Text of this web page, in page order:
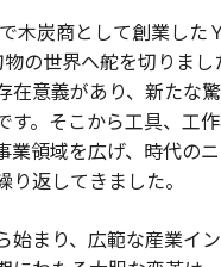
木炭商として創業した
の世界へ舵を切りまし
在意義があり、新たな
す。そこから工具、工
業領域を広げ、時代の
り返してきました。
始まり、広範な産業イ